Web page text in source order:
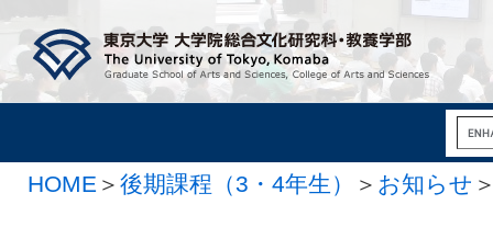
HOME ＞ 後期課程（3・4年生） ＞ お知らせ